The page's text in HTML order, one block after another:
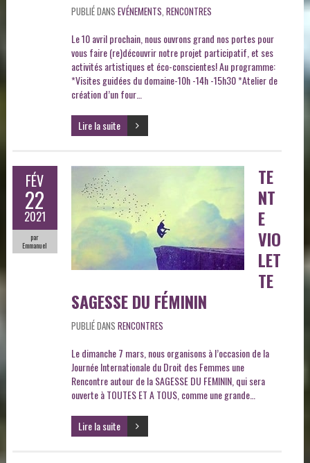
PUBLIÉ DANS EVÉNEMENTS RENCONTRES
Le 10 avril prochain, nous ouvrons grand nos portes pour
vous faire (re)découvrir notre projet participatif, et ses
activités artistiques et éco-conscientes! Au programme:
*Visites guidées du domaine-10h -14h -15h30 *Atelier de
création d’un four…
Lire la suite
FÉV
22
2021
par
Emmanuel
TE
NT
E
VIO
LET
TE
SAGESSE DU FÉMININ
PUBLIÉ DANS RENCONTRES
Le dimanche 7 mars, nous organisons à l’occasion de la
Journée Internationale du Droit des Femmes une
Rencontre autour de la SAGESSE DU FEMININ, qui sera
ouverte à TOUTES ET A TOUS, comme une grande…
Lire la suite